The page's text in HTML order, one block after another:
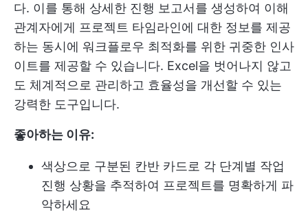
다. 이를 통해 상세한 진행 보고서를 생성하여 이해
관계자에게 프로젝트 타임라인에 대한 정보를 제공
하는 동시에 워크플로우 최적화를 위한 귀중한 인사
이트를 제공할 수 있습니다. Excel을 벗어나지 않고
도 체계적으로 관리하고 효율성을 개선할 수 있는
강력한 도구입니다.
좋아하는 이유:
색상으로 구분된 칸반 카드로 각 단계별 작업
진행 상황을 추적하여 프로젝트를 명확하게 파
악하세요